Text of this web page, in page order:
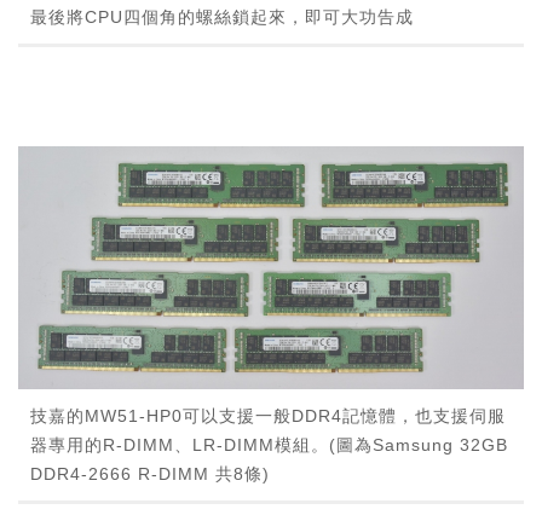
最後將CPU四個角的螺絲鎖起來，即可大功告成
技嘉的MW51-HP0可以支援一般DDR4記憶體，也支援伺服
器專用的R-DIMM、LR-DIMM模組。(圖為Samsung 32GB
DDR4-2666 R-DIMM 共8條)